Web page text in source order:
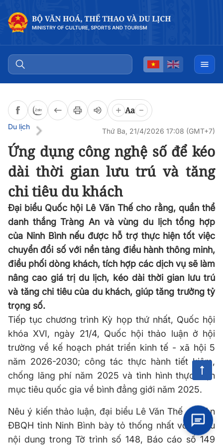
Aa
Du lịch
Thứ Ba, 21/4/2026 17:08 (GMT+7)
Ứng dụng công nghệ số để kéo
dài thời gian lưu trú và tăng
chi tiêu du khách
Đại biểu Quốc hội Lê Văn Thế cho rằng, quần thể
danh thắng Tràng An và vùng du lịch tổng hợp
của Ninh Bình nếu được hỗ trợ thực hiện tốt việc
chuyển đổi số với nền tảng điều hành thông minh,
điều phối dòng khách, tích hợp các dịch vụ sẽ làm
nâng cao giá trị du lịch, kéo dài thời gian lưu trú
và tăng chi tiêu của du khách, giúp tăng trưởng tỷ
trọng số.
Tiếp tục chương trình Kỳ họp thứ nhất, Quốc hội
khóa XVI, ngày 21/4, Quốc hội thảo luận ở hội
trường về kế hoạch phát triển kinh tế - xã hội 5
năm 2026-2030; công tác thực hành tiết kiệm,
chống lãng phí năm 2025 và tình hình thực hiện
mục tiêu quốc gia về bình đẳng giới năm 2025.
Nêu ý kiến thảo luận, đại biểu Lê Văn Thế - Đoàn
ĐBQH tỉnh Ninh Bình bày tỏ thống nhất với nhiều
nội dung trong Tờ trình số 148, Báo cáo số 149
Đọc bài